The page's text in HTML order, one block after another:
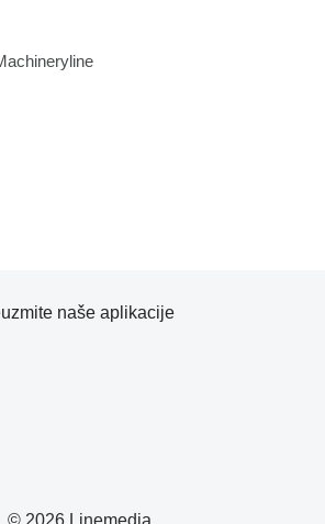
© 2026 Linemedia
naše aplikacije